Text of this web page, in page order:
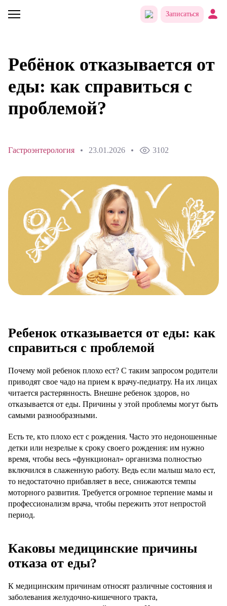
Записаться
Ребёнок отказывается от
еды: как справиться с
проблемой?
Гастроэнтерология 23.01.2026 3102
Ребенок отказывается от еды: как
справиться с проблемой
Почему мой ребенок плохо ест? С таким запросом родители
приводят свое чадо на прием к врачу-педиатру. На их лицах
читается растерянность. Внешне ребенок здоров, но
отказывается от еды. Причины у этой проблемы могут быть
самыми разнообразными.
Есть те, кто плохо ест с рождения. Часто это недоношенные
детки или незрелые к сроку своего рождения: им нужно
время, чтобы весь «функционал» организма полностью
включился в слаженную работу. Ведь если малыш мало ест,
то недостаточно прибавляет в весе, снижаются темпы
моторного развития. Требуется огромное терпение мамы и
профессионализм врача, чтобы пережить этот непростой
период.
Каковы медицинские причины
отказа от еды?
К медицинским причинам относят различные состояния и
заболевания желудочно-кишечного тракта,